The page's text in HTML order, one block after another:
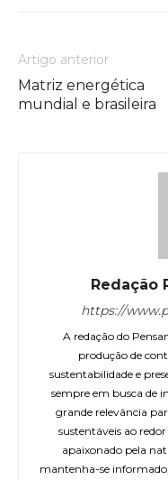
Artigo anterior
Matriz energética
mundial e brasileira
Redação
https://
A redação do
produção de
sustentabilidade e
sempre em busca de
grande relevância
sustentáveis ao
apaixonado pela
mantenha-se